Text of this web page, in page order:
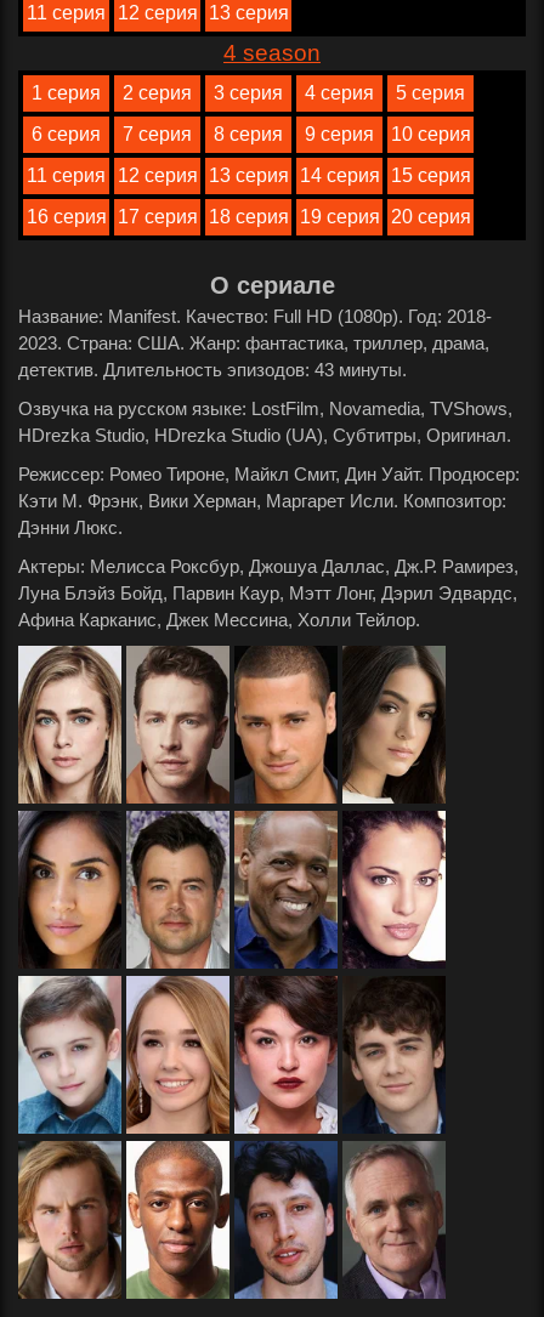
11 серия
12 серия 13 серия
4 season
1 серия 2 серия 3 серия 4 серия
5 серия
6 серия
7 серия 8 серия 9 серия
10 серия
11 серия
12 серия 13 серия 14 серия
15 серия
16 серия
17 серия 18 серия 19 серия 20 серия
О сериале
Название: Manifest. Качество: Full HD (1080p). Год: 2018-
2023. Страна: США. Жанр: фантастика, триллер, драма,
детектив. Длительность эпизодов: 43 минуты.
Озвучка на русском языке: LostFilm, Novamedia, TVShows,
HDrezka Studio, HDrezka Studio (UA), Субтитры, Оригинал.
Режиссер: Ромео Тироне, Майкл Смит, Дин Уайт. Продюсер:
Кэти М. Фрэнк, Вики Херман, Маргарет Исли. Композитор:
Дэнни Люкс.
Актеры: Мелисса Роксбур, Джошуа Даллас, Дж.Р. Рамирез,
Луна Блэйз Бойд, Парвин Каур, Мэтт Лонг, Дэрил Эдвардс,
Афина Карканис, Джек Мессина, Холли Тейлор.